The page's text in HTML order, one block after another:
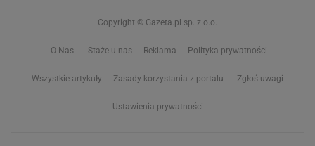
Copyright © Gazeta.pl sp. z o.o.
O Nas Staże u nas Reklama Polityka prywatności
Wszystkie artykuły Zasady korzystania z portalu Zgłoś uwagi
Ustawienia prywatności